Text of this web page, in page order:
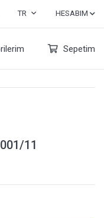
TR HESABIM
Sepetim
11